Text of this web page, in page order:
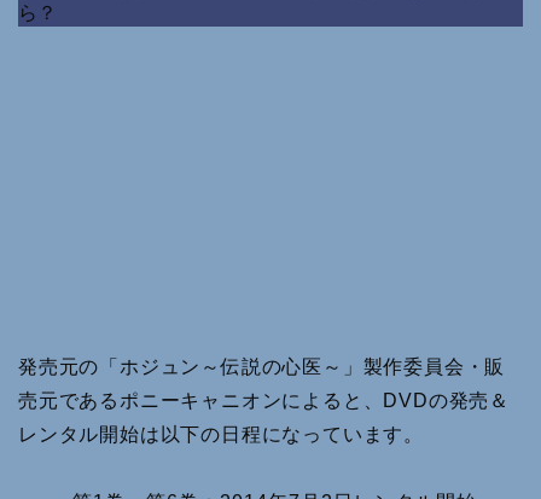
ら？
発売元の「ホジュン～伝説の心医～」製作委員会・販
売元であるポニーキャニオンによると、DVDの発売＆
レンタル開始は以下の日程になっています。